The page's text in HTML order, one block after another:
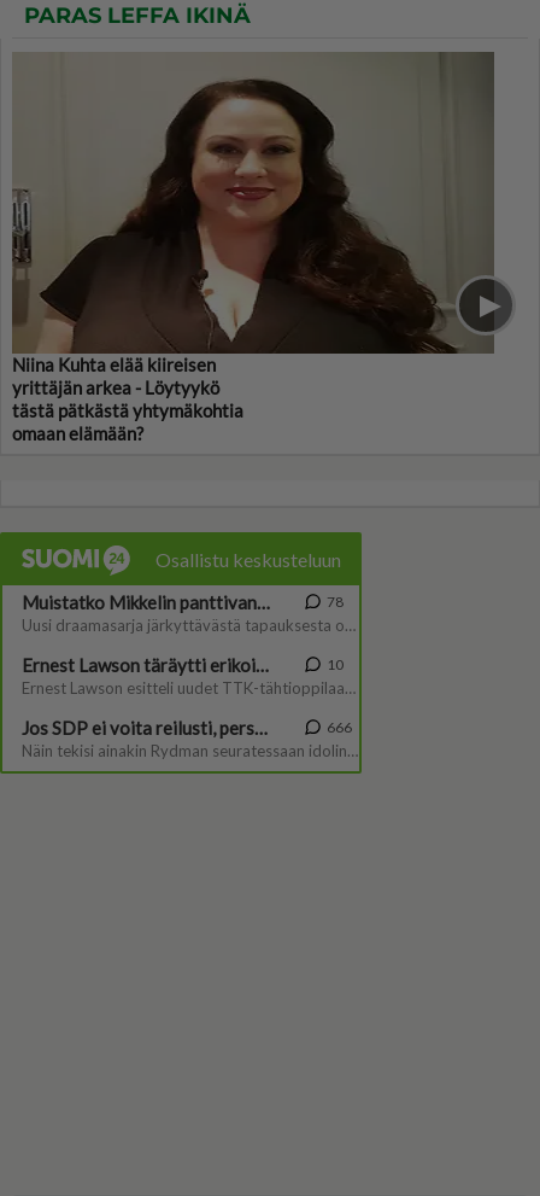
PARAS LEFFA IKINÄ
Niina Kuhta elää kiireisen
yrittäjän arkea - Löytyykö
tästä pätkästä yhtymäkohtia
omaan elämään?